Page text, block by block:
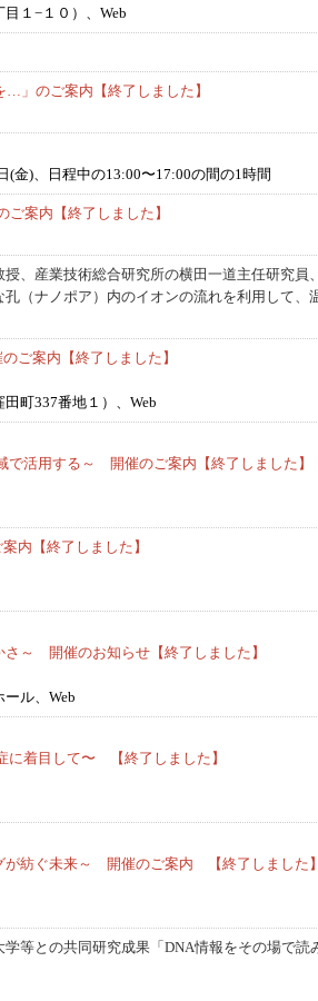
１−１０）、Web
」のご案内【終了しました】
(金)、日程中の13:00〜17:00の間の1時間
ご案内【終了しました】
、産業技術総合研究所の横田一道主任研究
（ナノポア）内のイオンの流れを利用して
のご案内【終了しました】
町337番地１）、Web
で活用する～ 開催のご案内【終了しました】
内【終了しました】
～ 開催のお知らせ【終了しました】
ル、Web
に着目して〜 【終了しました】
が紡ぐ未来～ 開催のご案内 【終了しました】
等との共同研究成果「DNA情報をその場で読